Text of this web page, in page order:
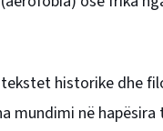
historike dhe
mundimi në